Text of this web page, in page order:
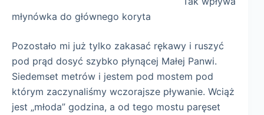
młynówka do głównego koryta
Pozostało mi już tylko zakasać rękawy i ruszyć
pod prąd dosyć szybko płynącej Małej Panwi.
Siedemset metrów i jestem pod mostem pod
którym zaczynaliśmy wczorajsze pływanie. Wciąż
jest „młoda” godzina, a od tego mostu paręset